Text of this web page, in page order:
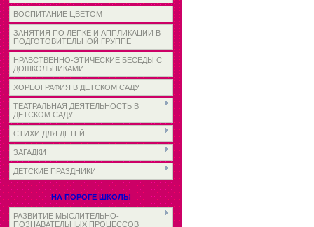
ВОСПИТАНИЕ ЦВЕТОМ
ЗАНЯТИЯ ПО ЛЕПКЕ И АППЛИКАЦИИ В
ПОДГОТОВИТЕЛЬНОЙ ГРУППЕ
НРАВСТВЕННО-ЭТИЧЕСКИЕ БЕСЕДЫ С
ДОШКОЛЬНИКАМИ
ХОРЕОГРАФИЯ В ДЕТСКОМ САДУ
ТЕАТРАЛЬНАЯ ДЕЯТЕЛЬНОСТЬ В
ДЕТСКОМ САДУ
СТИХИ ДЛЯ ДЕТЕЙ
ЗАГАДКИ
ДЕТСКИЕ ПРАЗДНИКИ
НА ПОРОГЕ ШКОЛЫ
РАЗВИТИЕ МЫСЛИТЕЛЬНО-
ПОЗНАВАТЕЛЬНЫХ ПРОЦЕССОВ